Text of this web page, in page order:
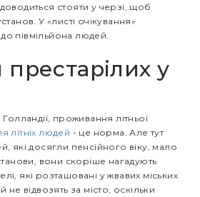
стояти у черзі, щоб
У «листі очікування»
півмільйона людей.
у
проживання літньої
літніх людей - це норма. Але тут
які досягли пенсійного віку, мало
вони скоріше нагадують
які розташовані у жвавих міських
не відвозять за місто, оскільки